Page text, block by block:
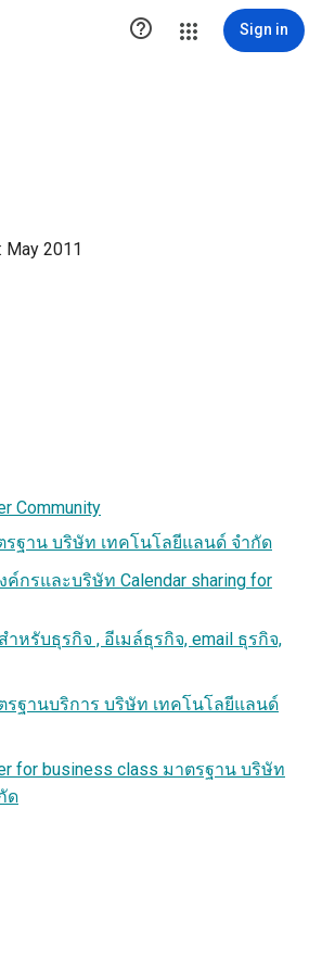
 Sign in
May 2011
Community
รฐาน บริษัท เทคโนโลยีแลนด์ จำกัด
กรและบริษัท Calendar sharing for
หรับธุรกิจ , อีเมล์ธุรกิจ, email ธุรกิจ,
รฐานบริการ บริษัท เทคโนโลยีแลนด์
for business class มาตรฐาน บริษัท
ด